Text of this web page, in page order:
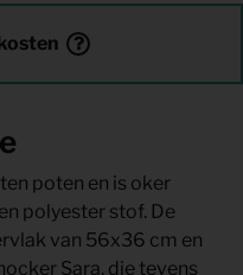
poten en is oker
polyester stof. De
van 56x36 cm en
Sara, die tevens